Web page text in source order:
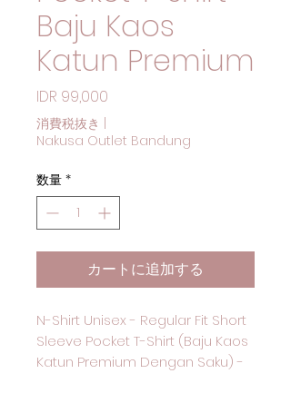
Baju Kaos
Katun Premium
IDR 99,000
消費税抜き
Nakusa Outlet Bandung
数量 *
カートに追加する
N-Shirt Unisex - Regular Fit Short
Sleeve Pocket T-Shirt (Baju Kaos
Katun Premium Dengan Saku) -